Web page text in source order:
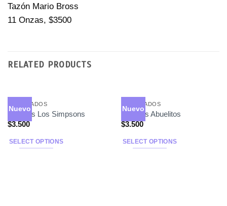
Tazón Mario Bross
11 Onzas, $3500
RELATED PRODUCTS
Nuevo
ESTAMPADOS
Tazones Los Simpsons
$3.500
SELECT OPTIONS
Nuevo
ESTAMPADOS
Tazones Abuelitos
$3.500
SELECT OPTIONS